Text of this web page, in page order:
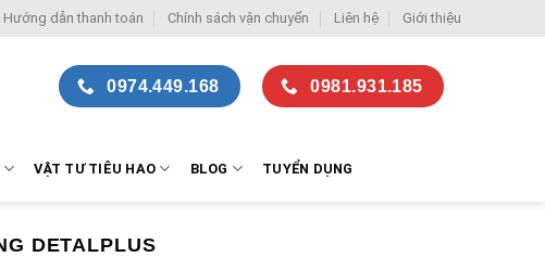
Hướng dẫn thanh toán Chính sách vận chuyển Liên hệ Giới thiệu
0974.449.168 0981.931.185
VẬT TƯ TIÊU HAO BLOG TUYỂN DỤNG
DETALPLUS